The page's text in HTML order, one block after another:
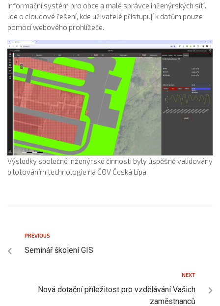
informační systém pro obce a malé správce inženýrských sítí.
Jde o cloudové řešení, kde uživatelé přistupují k datům pouze
pomocí webového prohlížeče.
Výsledky společné inženýrské činnosti byly úspěšně validovány
pilotováním technologie na ČOV Česká Lípa.
PREVIOUS
Seminář školení GIS
NEXT
Nová dotační příležitost pro vzdělávání Vašich
zaměstnanců